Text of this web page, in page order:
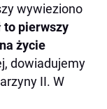
wywieziono
to pierwszy
życie
dowiadujemy
II. W